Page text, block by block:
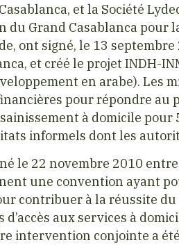
et la Société
du Grand Casablanca pour
ont signé, le 13
et créé le projet INDH-
en arabe). Les
pour répondre au
à domicile
informels dont les
le 22 novembre 2010
une convention ayant
contribuer à la réussite
aux services à
intervention conjointe a